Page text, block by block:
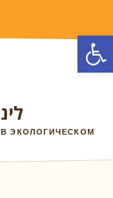
ЭКОЛОГИЧЕСКОМ